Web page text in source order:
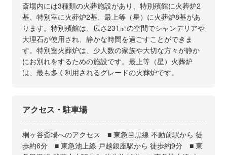
斎場内には3種類の火葬施設があり、特別殯館に火葬炉2
基、特別室に火葬炉2基、最上等（星）に火葬炉8基があ
ります。特別殯館は、広さ231㎡の空間でシャンデリアや
大理石が使用され、静かな時間を過ごすことができま
す。特別室火葬炉は、少人数の家族や大切な方々が静か
にお別れをするための施設です。最上等（星）火葬炉
は、最も多く利用されるグレードの火葬炉です。
アクセス・駐車場
桐ヶ谷斎場へのアクセス ■ 東急目黒線 不動前駅から 徒
歩約6分 ■ 東急池上線 戸越銀座駅から 徒歩約9分 ■ 東